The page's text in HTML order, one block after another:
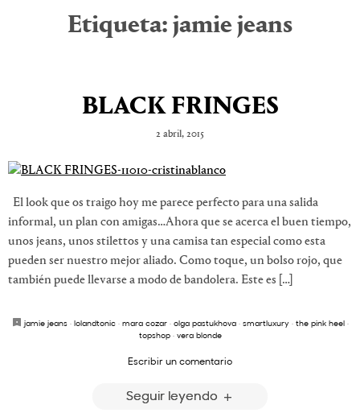
Etiqueta: jamie jeans
BLACK FRINGES
2 abril, 2015
El look que os traigo hoy me parece perfecto para una salida
informal, un plan con amigas…Ahora que se acerca el buen tiempo,
unos jeans, unos stilettos y una camisa tan especial como esta
pueden ser nuestro mejor aliado. Como toque, un bolso rojo, que
también puede llevarse a modo de bandolera. Este es […]
jamie jeans· lolandtonic· mara cozar· olga pastukhova· smartluxury· the pink heel·
topshop· vera blonde
Escribir un comentario
Seguir leyendo